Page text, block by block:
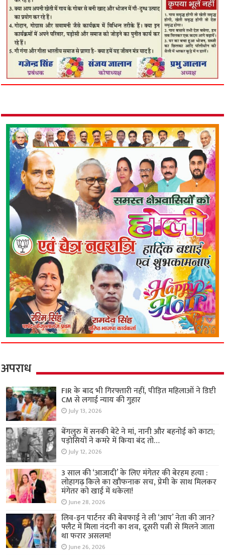
अपराध
FIR के बाद भी गिरफ्तारी नहीं, पीड़ित महिलाओं ने डिप्टी
CM से लगाई न्याय की गुहार
July 13, 2026
बेंगलुरु में सनकी बेटे ने मां, नानी और बहनोई को काटा;
पड़ोसियों ने कमरे में किया बंद तो…
July 12, 2026
3 साल की ‘आजादी’ के लिए मंगेतर की बेरहम हत्या :
लोहागढ़ किले का खौफनाक सच, प्रेमी के साथ मिलकर
मंगेतर को खाई में धकेला!
June 28, 2026
लिव-इन पार्टनर की बेवफाई ने ली ‘आप’ नेता की जान?
फ्लैट में मिला नंदनी का शव, दूसरी पत्नी से मिलने जाता
था फरार असलम!
June 26, 2026